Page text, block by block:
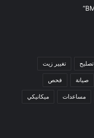
تصليح تغيير زيت
صيانة فحص
مساعدات ميكانيكي